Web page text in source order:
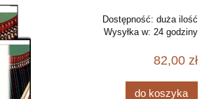
Dostępność: duża ilość
Wysyłka w: 24 godziny
82,00 zł
do koszyka